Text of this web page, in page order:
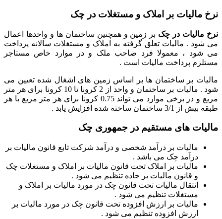
نرخ مالیات بر املاک و مستغلات در چک
نرخ مالیات در چک بر زمین و همچنین ساختمان ها و واحدها اعمال
می شود . مالیات تعلق گرفته به املاک و مستغلات سالانه پرداخت
می شود ، معمولا فرد صاحب ملک و در موارد خاص مستاجر
مستلزم پرداخت مالیات است .
مالیات بر ساختمان ها بر اساس زمین های اشغال شده تعیین می
شود . مالیات بر ساختمان و واحد از 2 کرونا تا 10 کرونا برای هر متر
مربع و در برخی موارد می تواند 0.75 کرونا برای هر متر مربع با هر
طبقه بیش از 3/1 ساختمان ساخته شده افزایش یابد .
مالیات های مستقیم در جمهوری چک
مالیات بر درآمد شخصی و درآمد شرکت تابع قانون مالیات بر
درآمد چک می باشد .
مالیات بر املاک تحت قانون مالیات بر املاک و مستغلات چک
و قانون مالیات بر جاده تنظیم می شود .
انتقال مالیات تحت قانون چک در مورد مالیات بر املاک و
مستغلات تنظیم می شود .
مالیات بر ارزش افزوده تحت قانون چک در مورد مالیات بر
ارزش افزوده تنظیم می شود .